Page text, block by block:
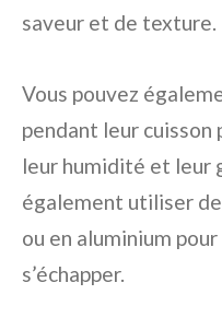
saveur et de texture.
Vous pouvez
pendant leur cuisson
leur humidité et leur
également utiliser
ou en aluminium
s’échapper.